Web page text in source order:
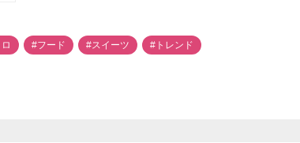
#フード #スイーツ #トレンド